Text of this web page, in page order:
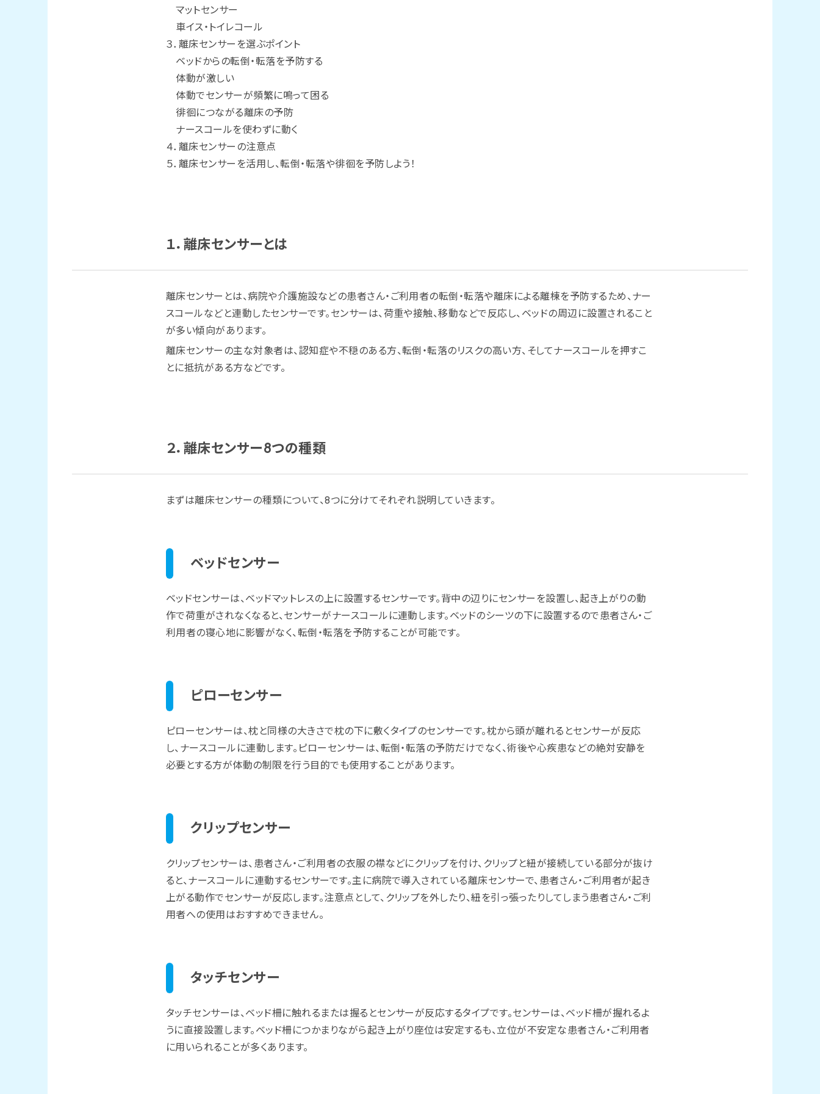
マットセンサー
車イス・トイレコール
３．離床センサーを選ぶポイント
ベッドからの転倒・転落を予防する
体動が激しい
体動でセンサーが頻繁に鳴って困る
徘徊につながる離床の予防
ナースコールを使わずに動く
４．離床センサーの注意点
５．離床センサーを活用し、転倒・転落や徘徊を予防しよう！
１．離床センサーとは
離床センサーとは、病院や介護施設などの患者さん・ご利用者の転倒・転落や離床による離棟を予防するため、ナー
スコールなどと連動したセンサーです。センサーは、荷重や接触、移動などで反応し、ベッドの周辺に設置されること
が多い傾向があります。
離床センサーの主な対象者は、認知症や不穏のある方、転倒・転落のリスクの高い方、そしてナースコールを押すこ
とに抵抗がある方などです。
２．離床センサー8つの種類
まずは離床センサーの種類について、8つに分けてそれぞれ説明していきます。
ベッドセンサー
ベッドセンサーは、ベッドマットレスの上に設置するセンサーです。背中の辺りにセンサーを設置し、起き上がりの動
作で荷重がされなくなると、センサーがナースコールに連動します。ベッドのシーツの下に設置するので患者さん・ご
利用者の寝心地に影響がなく、転倒・転落を予防することが可能です。
ピローセンサー
ピローセンサーは、枕と同様の大きさで枕の下に敷くタイプのセンサーです。枕から頭が離れるとセンサーが反応
し、ナースコールに連動します。ピローセンサーは、転倒・転落の予防だけでなく、術後や心疾患などの絶対安静を
必要とする方が体動の制限を行う目的でも使用することがあります。
クリップセンサー
クリップセンサーは、患者さん・ご利用者の衣服の襟などにクリップを付け、クリップと紐が接続している部分が抜け
ると、ナースコールに連動するセンサーです。主に病院で導入されている離床センサーで、患者さん・ご利用者が起き
上がる動作でセンサーが反応します。注意点として、クリップを外したり、紐を引っ張ったりしてしまう患者さん・ご利
用者への使用はおすすめできません。
タッチセンサー
タッチセンサーは、ベッド柵に触れるまたは握るとセンサーが反応するタイプです。センサーは、ベッド柵が握れるよ
うに直接設置します。ベッド柵につかまりながら起き上がり座位は安定するも、立位が不安定な患者さん・ご利用者
に用いられることが多くあります。